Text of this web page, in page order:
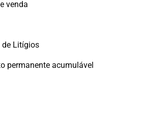
venda
de Litígios
permanente acumulável